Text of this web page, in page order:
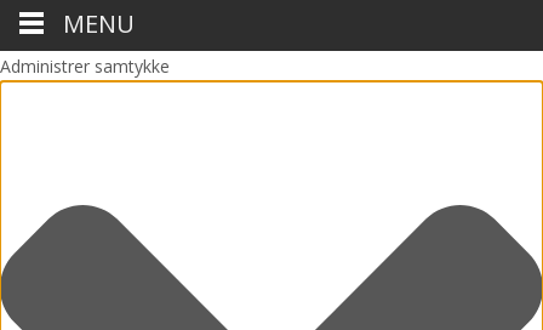
Administrer samtykke
MENU